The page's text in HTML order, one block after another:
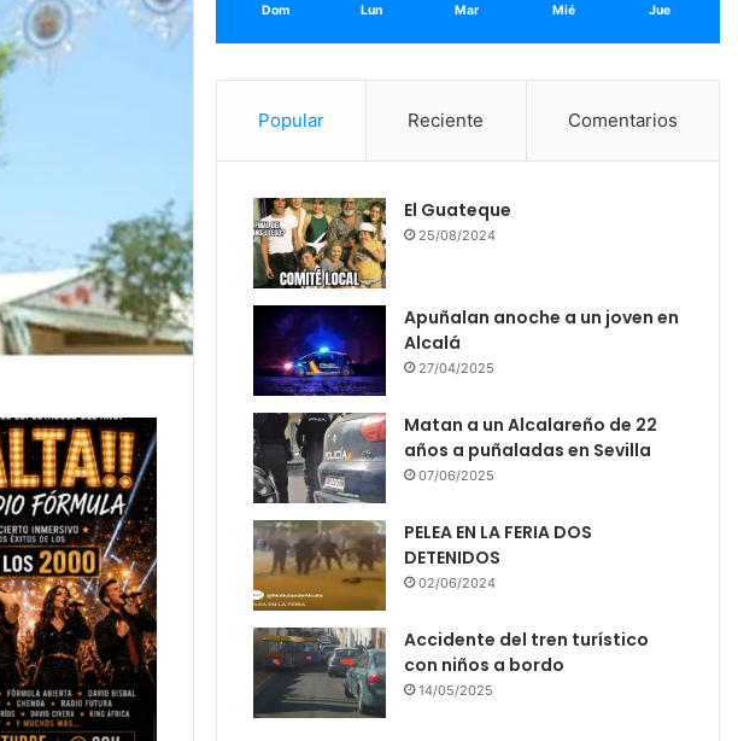
Dom Lun Mar Mié Jue
Popular Reciente Comentarios
El Guateque
25/08/2024
Apuñalan anoche a un joven en
Alcalá
27/04/2025
Matan a un Alcalareño de 22
años a puñaladas en Sevilla
07/06/2025
PELEA EN LA FERIA DOS
DETENIDOS
02/06/2024
Accidente del tren turístico
con niños a bordo
14/05/2025